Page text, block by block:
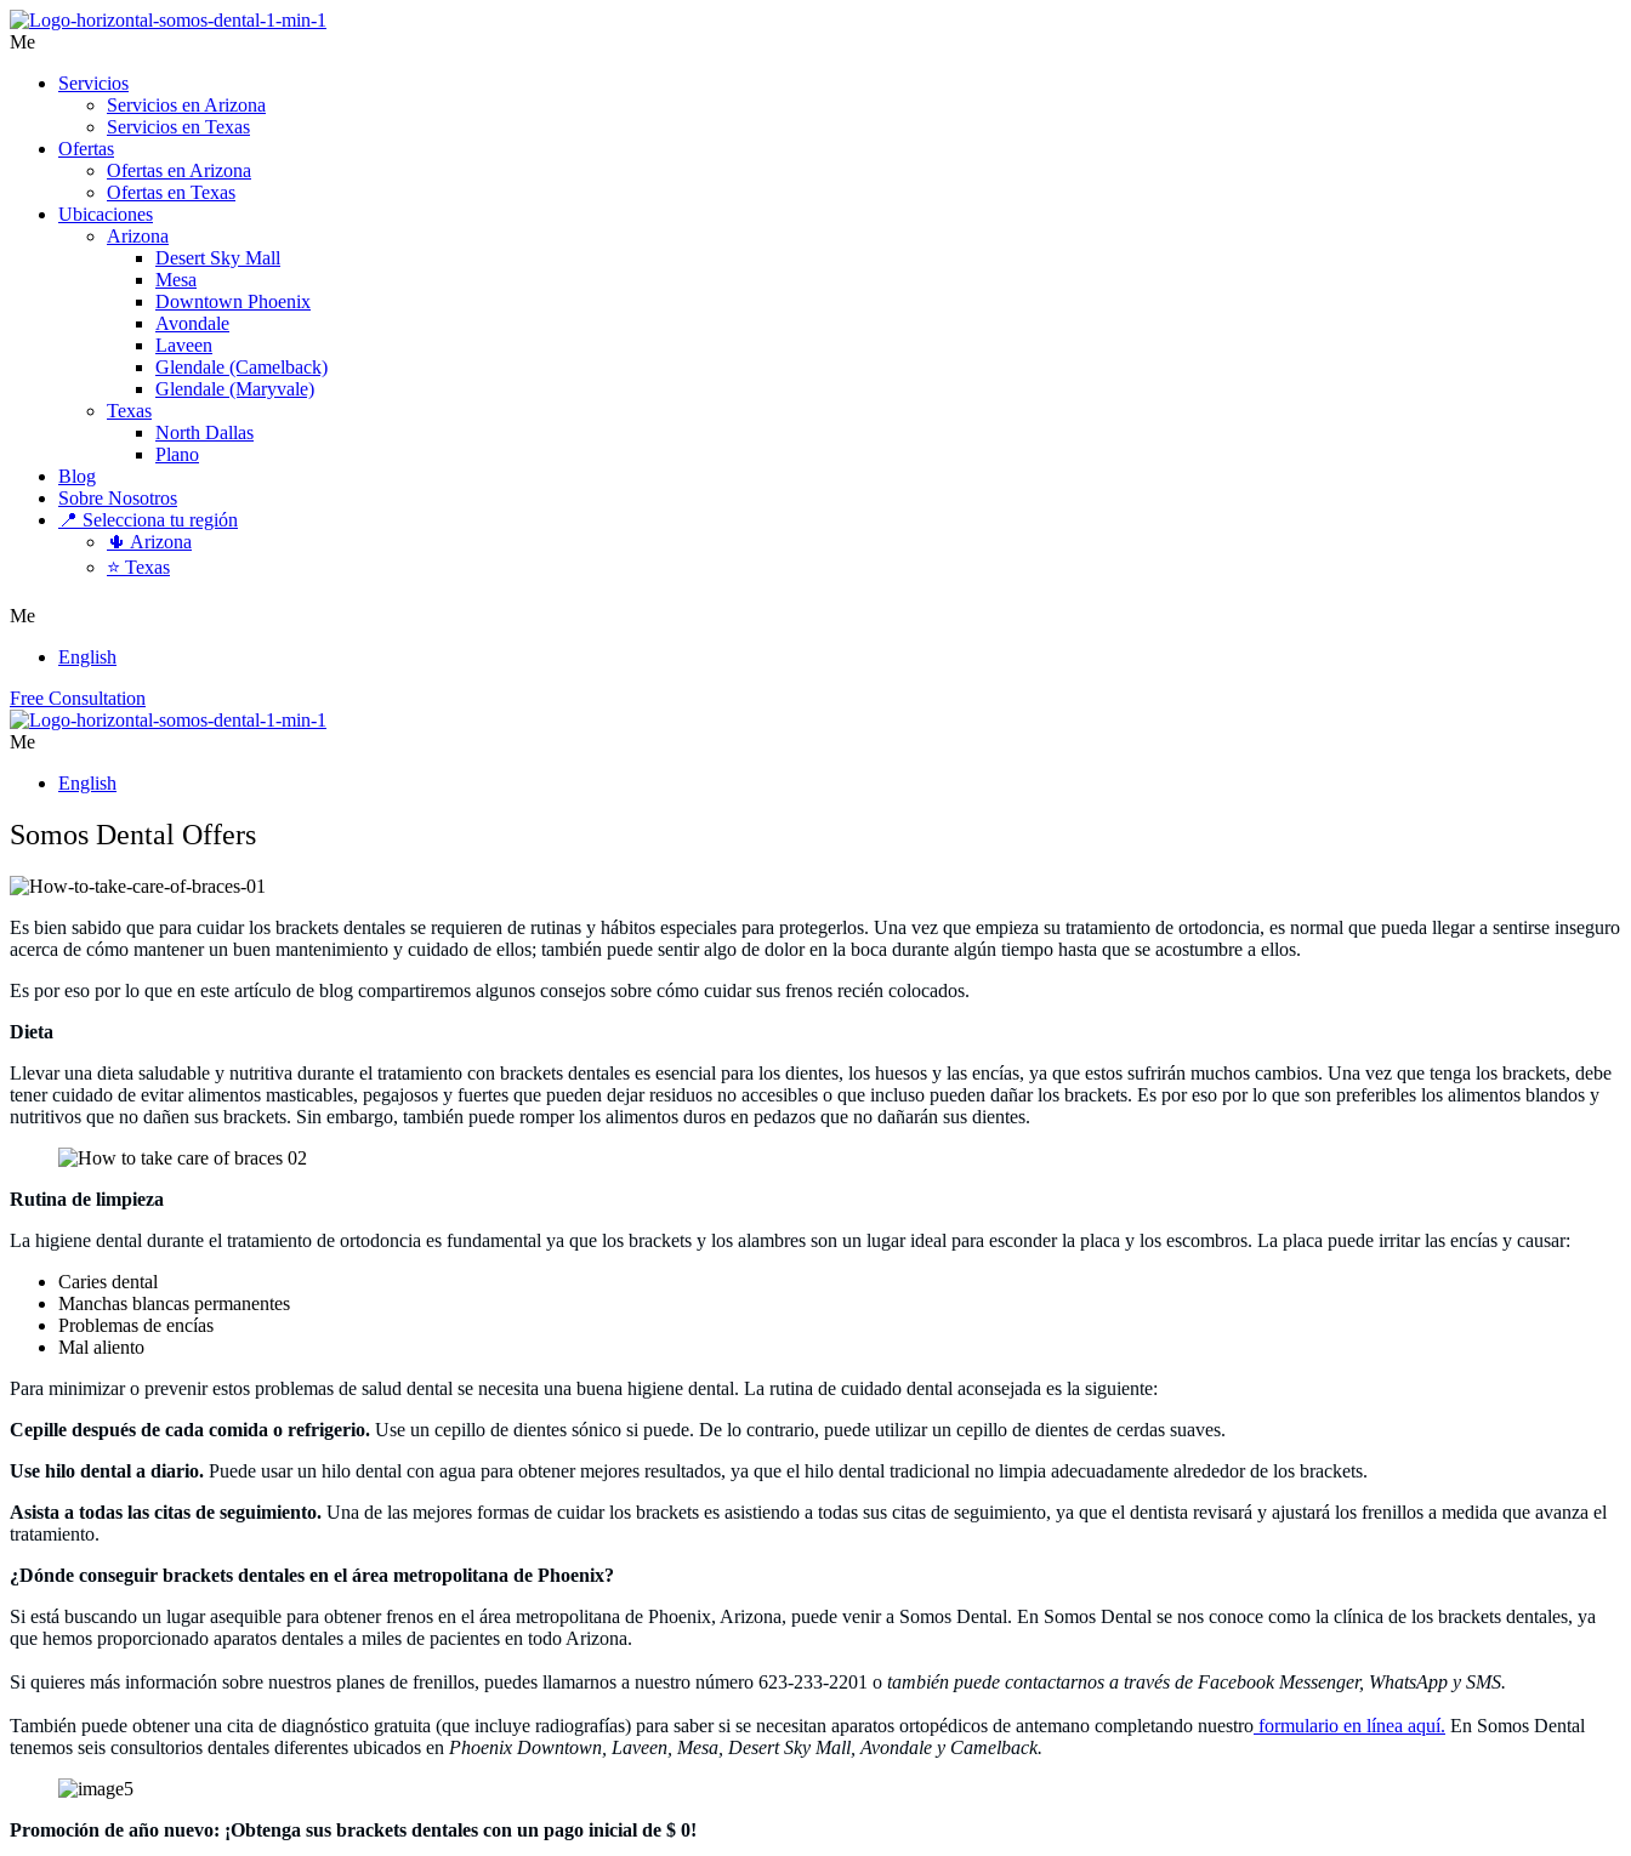
Me
Servicios
Servicios en Arizona
Servicios en Texas
Ofertas
Ofertas en Arizona
Ofertas en Texas
Ubicaciones
Arizona
Desert Sky Mall
Mesa
Downtown Phoenix
Avondale
Laveen
Glendale (Camelback)
Glendale (Maryvale)
Texas
North Dallas
Plano
Blog
Sobre Nosotros
📍 Selecciona tu región
🌵 Arizona
⭐ Texas
Me
English
Free Consultation
Me
English
Somos Dental Offers
Es bien sabido que para cuidar los brackets dentales se requieren de rutinas y hábitos especiales para protegerlos. Una vez que empieza su tratamiento de ortodoncia, es normal que pueda llegar a sentirse inseguro
acerca de cómo mantener un buen mantenimiento y cuidado de ellos; también puede sentir algo de dolor en la boca durante algún tiempo hasta que se acostumbre a ellos.
Es por eso por lo que en este artículo de blog compartiremos algunos consejos sobre cómo cuidar sus frenos recién colocados.
Dieta
Llevar una dieta saludable y nutritiva durante el tratamiento con brackets dentales es esencial para los dientes, los huesos y las encías, ya que estos sufrirán muchos cambios. Una vez que tenga los brackets, debe
tener cuidado de evitar alimentos masticables, pegajosos y fuertes que pueden dejar residuos no accesibles o que incluso pueden dañar los brackets. Es por eso por lo que son preferibles los alimentos blandos y
nutritivos que no dañen sus brackets. Sin embargo, también puede romper los alimentos duros en pedazos que no dañarán sus dientes.
Rutina de limpieza
La higiene dental durante el tratamiento de ortodoncia es fundamental ya que los brackets y los alambres son un lugar ideal para esconder la placa y los escombros. La placa puede irritar las encías y causar:
Caries dental
Manchas blancas permanentes
Problemas de encías
Mal aliento
Para minimizar o prevenir estos problemas de salud dental se necesita una buena higiene dental. La rutina de cuidado dental aconsejada es la siguiente:
Cepille después de cada comida o refrigerio. Use un cepillo de dientes sónico si puede. De lo contrario, puede utilizar un cepillo de dientes de cerdas suaves.
Use hilo dental a diario. Puede usar un hilo dental con agua para obtener mejores resultados, ya que el hilo dental tradicional no limpia adecuadamente alrededor de los brackets.
Asista a todas las citas de seguimiento. Una de las mejores formas de cuidar los brackets es asistiendo a todas sus citas de seguimiento, ya que el dentista revisará y ajustará los frenillos a medida que avanza el
tratamiento.
¿Dónde conseguir brackets dentales en el área metropolitana de Phoenix?
Si está buscando un lugar asequible para obtener frenos en el área metropolitana de Phoenix, Arizona, puede venir a Somos Dental. En Somos Dental se nos conoce como la clínica de los brackets dentales, ya
que hemos proporcionado aparatos dentales a miles de pacientes en todo Arizona.
Si quieres más información sobre nuestros planes de frenillos, puedes llamarnos a nuestro número 623-233-2201 o también puede contactarnos a través de Facebook Messenger, WhatsApp y SMS.
También puede obtener una cita de diagnóstico gratuita (que incluye radiografías) para saber si se necesitan aparatos ortopédicos de antemano completando nuestro formulario en línea aquí. En Somos Dental
tenemos seis consultorios dentales diferentes ubicados en Phoenix Downtown, Laveen, Mesa, Desert Sky Mall, Avondale y Camelback.
Promoción de año nuevo: ¡Obtenga sus brackets dentales con un pago inicial de $ 0!